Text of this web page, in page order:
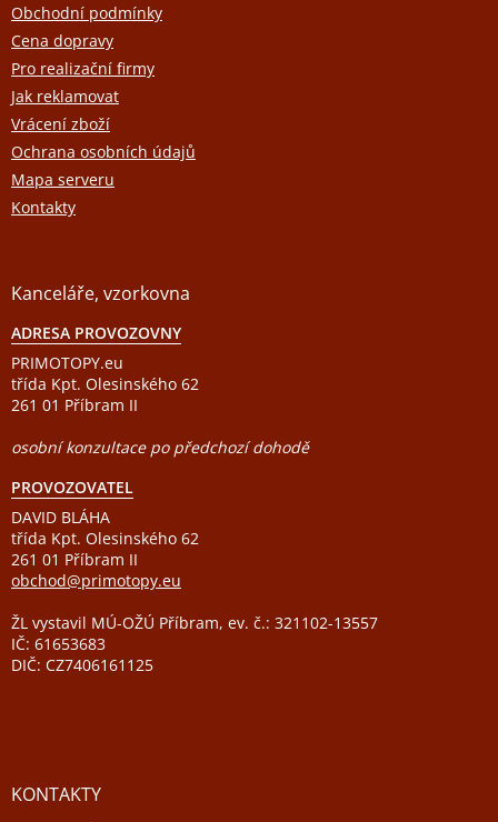
aObchodní podmínky
Cena dopravy
Pro realizační firmy
Jak reklamovat
Vrácení zboží
Ochrana osobních údajů
Mapa serveru
Kontakty
Kanceláře, vzorkovna
ADRESA PROVOZOVNY
PRIMOTOPY.eu
třída Kpt. Olesinského 62
261 01 Příbram II
osobní konzultace po předchozí dohodě
PROVOZOVATEL
DAVID BLÁHA
třída Kpt. Olesinského 62
261 01 Příbram II
obchod@primotopy.eu
ŽL vystavil MÚ-OŽÚ Příbram, ev. č.: 321102-13557
IČ: 61653683
DIČ: CZ7406161125
KONTAKTY